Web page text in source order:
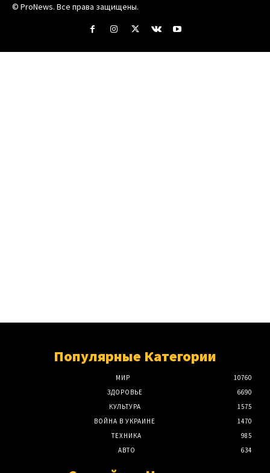
© ProNews. Все права защищены.
Популярные Категории
МИР
10760
ЗДОРОВЬЕ
6690
КУЛЬТУРА
1575
ВОЙНА В УКРАИНЕ
1470
ТЕХНИКА
985
АВТО
634